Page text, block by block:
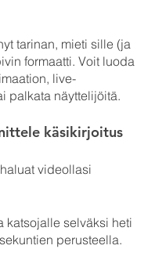
tarinan, mieti sille (ja
formaatti. Voit luoda
live-
palkata näyttelijöitä.
käsikirjoitus
videollasi
katsojalle selväksi heti
perusteella.